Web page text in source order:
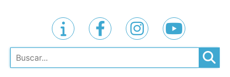
Pesquisar